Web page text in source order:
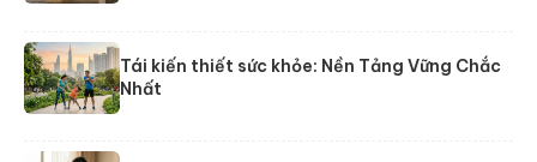
Tái kiến thiết sức khỏe: Nền Tảng Vững Chắc
Nhất